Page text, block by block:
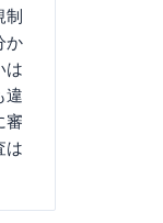
か
は
違
審
は